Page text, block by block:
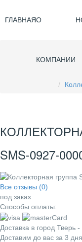
ГЛАВНАЯО
КОМПАНИИ
SMS-0927-
Все отзывы (0)
под заказ
Способы оплаты:
Доставка в город Тверь -
Доставим до вас за 3 дня.